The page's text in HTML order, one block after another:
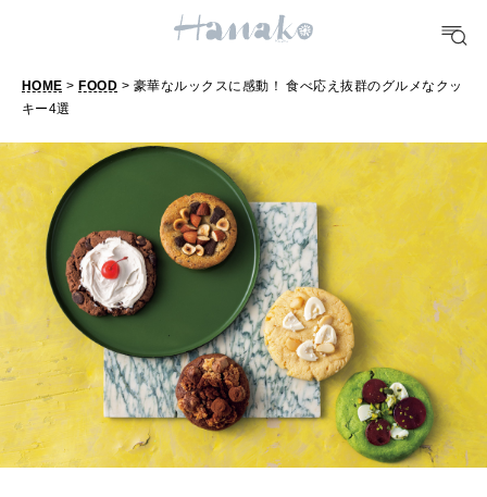
TRAVEL
明日のわたし
[12星座別] Weekly Holoscope
[12星座別] Monthly Love Holoscope
女神まり愛のタロットメッセージ
算命学がわかる今月のあなた
HEALTH
自分にやさしく
LEARN
知る、考える
MAMA
豪
華
な
ル
ッ
ク
ス
に
感
動
HOME > FOOD > 豪華なルックスに感動！ 食べ応え抜群のグルメなクッ
キー4選